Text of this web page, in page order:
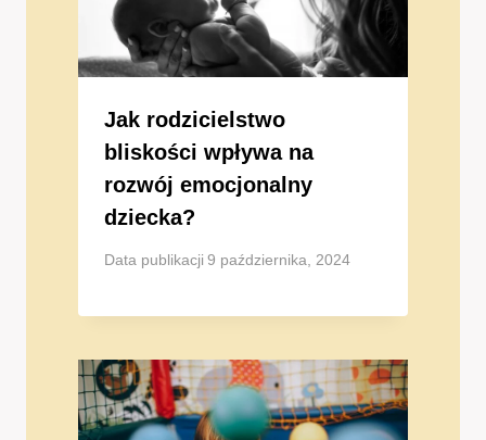
Jak rodzicielstwo
bliskości wpływa na
rozwój emocjonalny
dziecka?
Data publikacji 9 października, 2024